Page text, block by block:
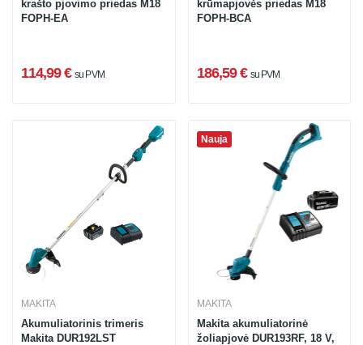
krašto pjovimo priedas M18
FOPH-EA
114,99 € su PVM
krūmapjovės priedas M18
FOPH-BCA
186,59 € su PVM
MAKITA
Akumuliatorinis trimeris
Makita DUR192LST
Nauja
MAKITA
Makita akumuliatorinė
žoliapjovė DUR193RF, 18 V,